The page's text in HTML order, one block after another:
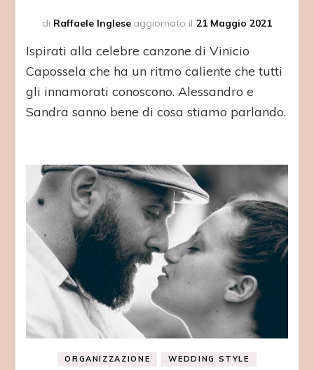
di Raffaele Inglese aggiornato il 21 Maggio 2021
Ispirati alla celebre canzone di Vinicio
Capossela che ha un ritmo caliente che tutti
gli innamorati conoscono. Alessandro e
Sandra sanno bene di cosa stiamo parlando.
ORGANIZZAZIONE WEDDING STYLE